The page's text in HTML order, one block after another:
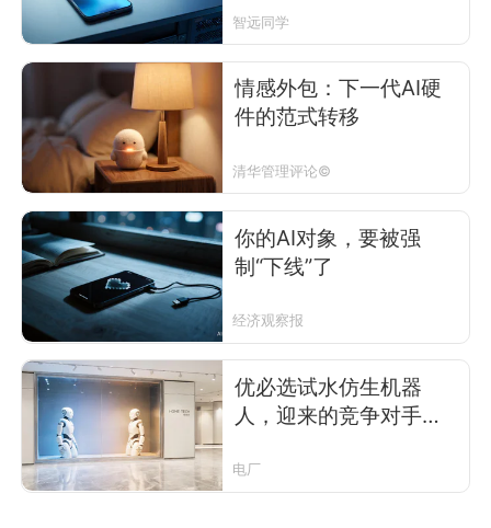
智远同学
情感外包：下一代AI硬
件的范式转移
清华管理评论©
你的AI对象，要被强
制“下线”了
经济观察报
优必选试水仿生机器
人，迎来的竞争对手却
电厂